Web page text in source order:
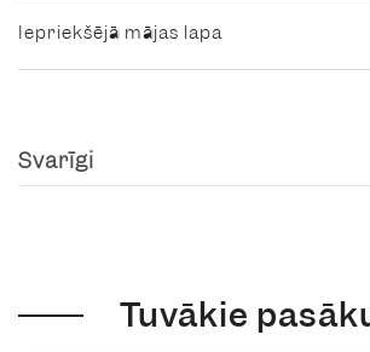
Iepriekšējā mājas lapa
Svarīgi
Tuvākie